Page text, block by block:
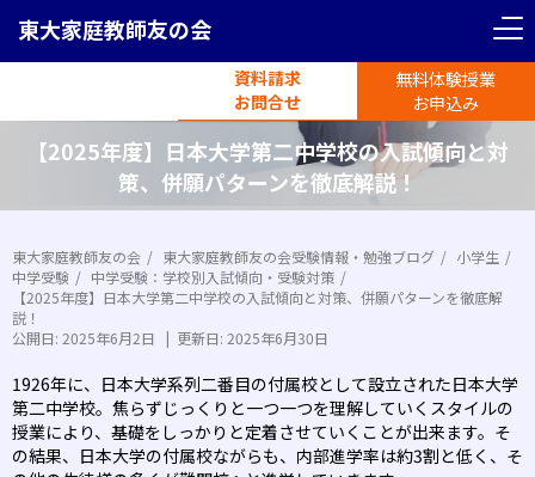
東大家庭教師友の会
資料請求
お問合せ
無料体験授業
お申込み
【2025年度】日本大学第二中学校の入試傾向と対
策、併願パターンを徹底解説！
東大家庭教師友の会 東大家庭教師友の会受験情報・勉強ブログ
小学生
中学受験
中学受験：学校別入試傾向・受験対策
【2025年度】日本大学第二中学校の入試傾向と対策、併願パターンを徹底解
説！
公開日: 2025年6月2日 更新日: 2025年6月30日
1926年に、日本大学系列二番目の付属校として設立された日本大学
第二中学校。焦らずじっくりと一つ一つを理解していくスタイルの
授業により、基礎をしっかりと定着させていくことが出来ます。そ
の結果、日本大学の付属校ながらも、内部進学率は約3割と低く、そ